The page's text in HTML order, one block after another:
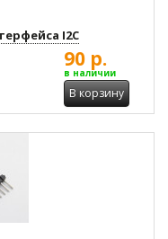
I2C
90 р.
в наличии
В корзину